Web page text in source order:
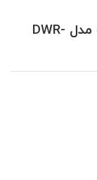
مودم روتر بی سیم 4G LTE دی لینک مدل DWR-